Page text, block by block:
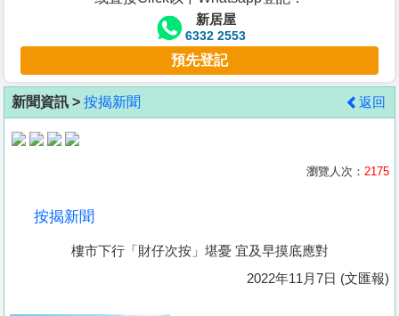
客
地
產
新居屋
6332 2553
預先登記
新聞資訊 > 按揭新聞 返回
瀏覽人次： 2175
按揭新聞
樓市下行「財仔次按」堪憂 宜及早摸底應對
2022年11月7日 (文匯報)